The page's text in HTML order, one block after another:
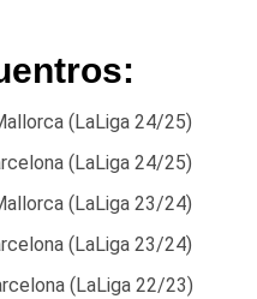
(LaLiga 24/25)
(LaLiga 24/25)
(LaLiga 23/24)
(LaLiga 23/24)
(LaLiga 22/23)